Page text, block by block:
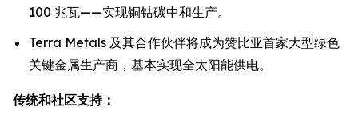
100 兆瓦——实现铜钴碳中和生产。
Terra Metals 及其合作伙伴将成为赞比亚首家大型绿色
关键金属生产商，基本实现全太阳能供电。
传统和社区支持：